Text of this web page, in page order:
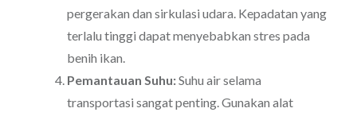
pergerakan dan sirkulasi udara. Kepadatan yang
terlalu tinggi dapat menyebabkan stres pada
benih ikan.
Pemantauan Suhu:Suhu air selama
transportasi sangat penting. Gunakan alat